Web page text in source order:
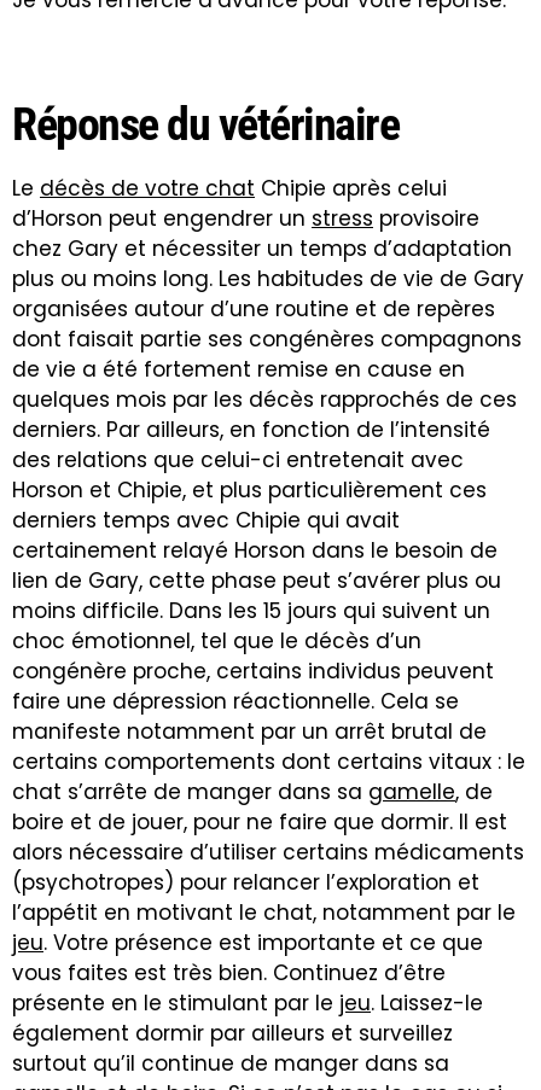
Réponse du vétérinaire
Le décès de votre chat Chipie après celui
d’Horson peut engendrer un stress provisoire
chez Gary et nécessiter un temps d’adaptation
plus ou moins long. Les habitudes de vie de Gary
organisées autour d’une routine et de repères
dont faisait partie ses congénères compagnons
de vie a été fortement remise en cause en
quelques mois par les décès rapprochés de ces
derniers. Par ailleurs, en fonction de l’intensité
des relations que celui-ci entretenait avec
Horson et Chipie, et plus particulièrement ces
derniers temps avec Chipie qui avait
certainement relayé Horson dans le besoin de
lien de Gary, cette phase peut s’avérer plus ou
moins difficile. Dans les 15 jours qui suivent un
choc émotionnel, tel que le décès d’un
congénère proche, certains individus peuvent
faire une dépression réactionnelle. Cela se
manifeste notamment par un arrêt brutal de
certains comportements dont certains vitaux : le
chat s’arrête de manger dans sa gamelle, de
boire et de jouer, pour ne faire que dormir. Il est
alors nécessaire d’utiliser certains médicaments
(psychotropes) pour relancer l’exploration et
l’appétit en motivant le chat, notamment par le
jeu. Votre présence est importante et ce que
vous faites est très bien. Continuez d’être
présente en le stimulant par le jeu. Laissez-le
également dormir par ailleurs et surveillez
surtout qu’il continue de manger dans sa